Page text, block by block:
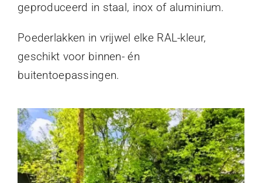
geproduceerd in staal, inox of aluminium.
Poederlakken in vrijwel elke RAL-kleur,
geschikt voor binnen- én
buitentoepassingen.